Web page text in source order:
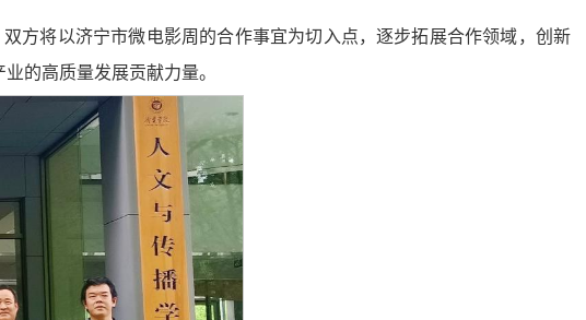
方将以济宁市微电影周的合作事宜为切入点，逐步拓展合作领域，创新
的高质量发展贡献力量。